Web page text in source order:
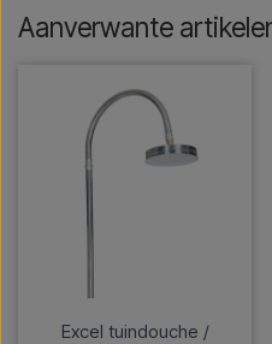
Aanverwante
Excel tuindouche /